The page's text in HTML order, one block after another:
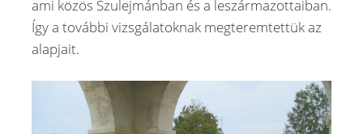
ami közös Szulejmánban és a leszármazottaiban.
Így a további vizsgálatoknak megteremtettük az
alapjait.